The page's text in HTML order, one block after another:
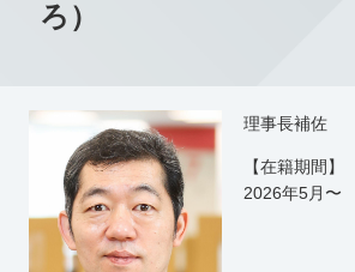
ろ）
理事長補佐
【在籍期間】
2026年5月〜